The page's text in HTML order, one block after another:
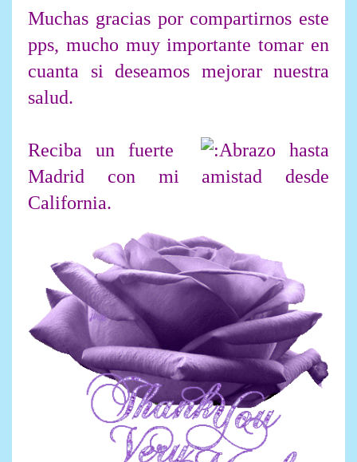
Muchas gracias por compartirnos este
pps, mucho muy importante tomar en
cuanta si deseamos mejorar nuestra
salud.
Reciba un fuerte
hasta
Madrid con mi amistad desde
California.